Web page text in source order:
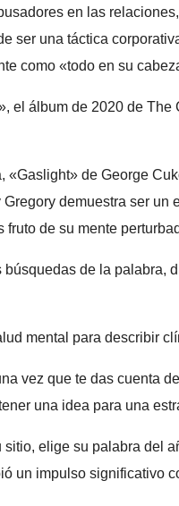
en las
ser una táctica
como «todo en su
el álbum de 2020 de
de George
demuestra ser
de su mente
de la
mental para describir
vez que te das cuenta
una idea para una
elige su palabra
un impulso significativo